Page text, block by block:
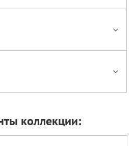
коллекции: